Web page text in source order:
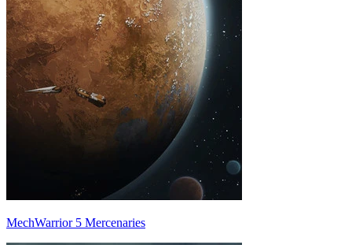
MechWarrior 5 Mercenaries